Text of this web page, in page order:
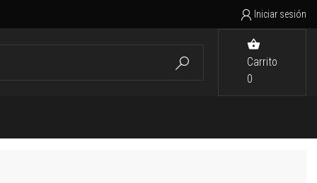
 Iniciar sesión


Carrito
0